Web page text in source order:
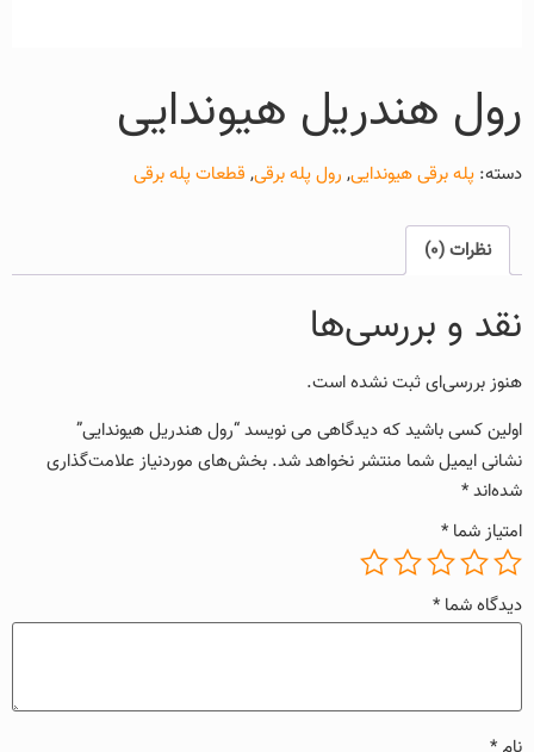
رول هندریل هیوندایی
دسته: پله برقی هیوندایی, رول پله برقی, قطعات پله برقی
نظرات (0)
نقد و بررسی‌ها
هنوز بررسی‌ای ثبت نشده است.
اولین کسی باشید که دیدگاهی می نویسد “رول هندریل هیوندایی”
نشانی ایمیل شما منتشر نخواهد شد. بخش‌های موردنیاز علامت‌گذاری
شده‌اند*
امتیاز شما *
دیدگاه شما *